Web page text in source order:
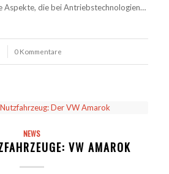
Aspekte, die bei Antriebstechnologien…
0 Kommentare
NEWS
VW AMAROK